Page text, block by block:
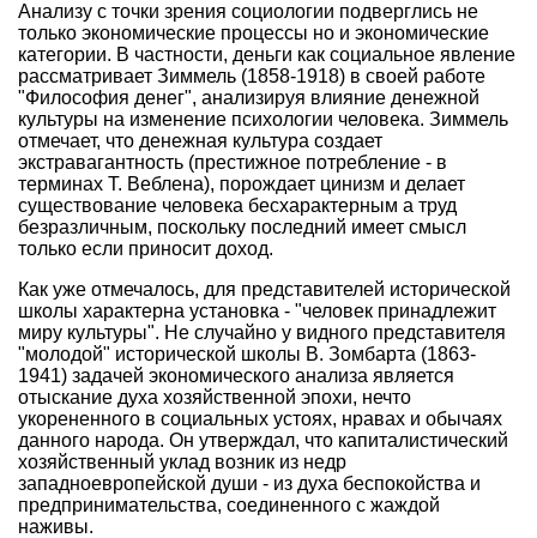
Анализу с точки зрения социологии подверглись не
только экономические процессы но и экономические
категории. В частности, деньги как социальное явление
рассматривает Зиммель (1858-1918) в своей работе
"Философия денег", анализируя влияние денежной
культуры на изменение психологии человека. Зиммель
отмечает, что денежная культура создает
экстравагантность (престижное потребление - в
терминах Т. Веблена), порождает цинизм и делает
существование человека бесхарактерным а труд
безразличным, поскольку последний имеет смысл
только если приносит доход.
Как уже отмечалось, для представителей исторической
школы характерна установка - "человек принадлежит
миру культуры". Не случайно у видного представителя
"молодой" исторической школы В. Зомбарта (1863-
1941) задачей экономического анализа является
отыскание духа хозяйственной эпохи, нечто
укорененного в социальных устоях, нравах и обычаях
данного народа. Он утверждал, что капиталистический
хозяйственный уклад возник из недр
западноевропейской души - из духа беспокойства и
предпринимательства, соединенного с жаждой
наживы.